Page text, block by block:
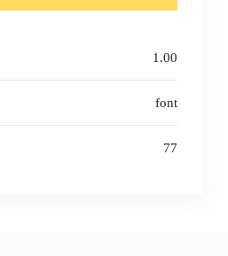
1.00
font
77